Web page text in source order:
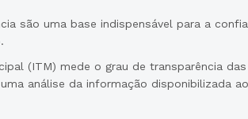
são uma base indispensável para a
(ITM) mede o grau de transparência das
análise da informação disponibilizada